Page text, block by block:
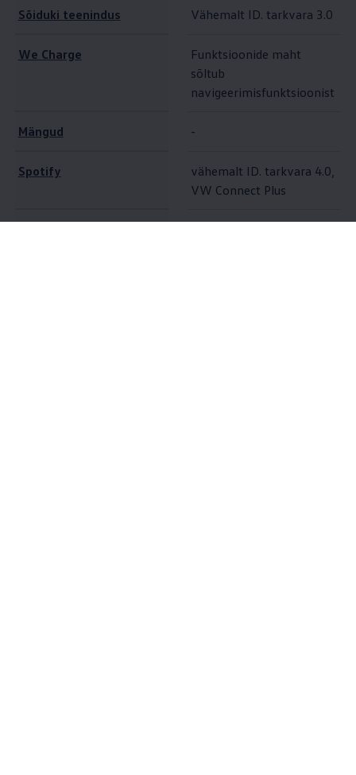
Sõiduki teenindus Vähemalt ID. tarkvara 3.0
We Charge
Funktsioonide maht
sõltub
navigeerimisfunktsioonist
Mängud -
Spotify
vähemalt ID. tarkvara 4.0,
VW Connect Plus